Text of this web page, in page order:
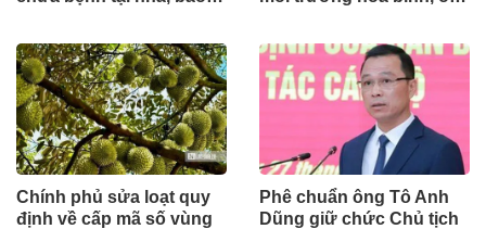
Chính phủ sửa loạt quy
định về cấp mã số vùng
Phê chuẩn ông Tô Anh
Dũng giữ chức Chủ tịch